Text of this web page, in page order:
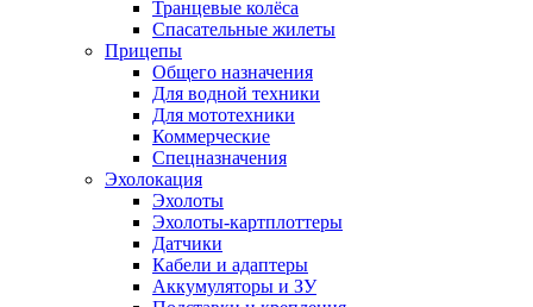
Транцевые колёса
Спасательные жилеты
Прицепы
Общего назначения
Для водной техники
Для мототехники
Коммерческие
Спецназначения
Эхолокация
Эхолоты
Эхолоты-картплоттеры
Датчики
Кабели и адаптеры
Аккумуляторы и ЗУ